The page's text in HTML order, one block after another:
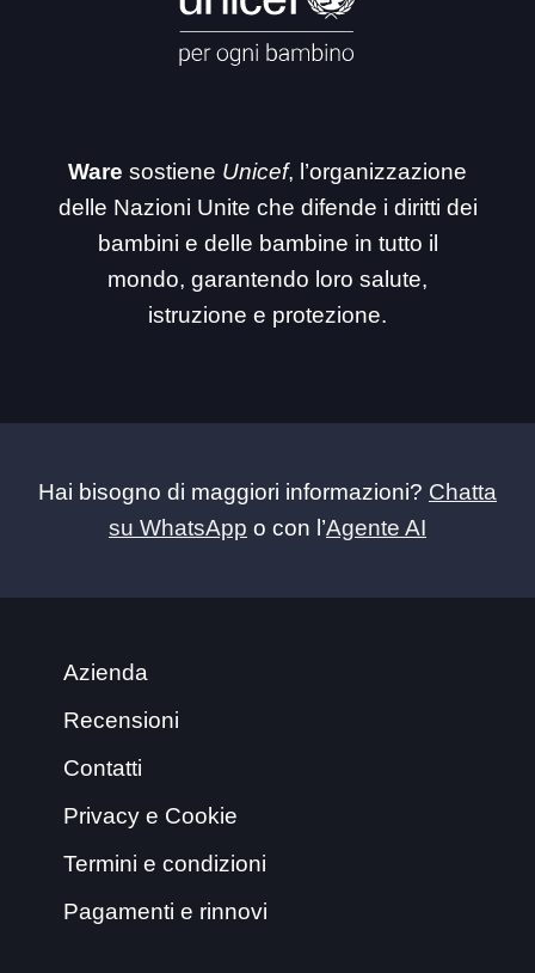
Ware sostiene Unicef, l’organizzazione
delle Nazioni Unite che difende i diritti dei
bambini e delle bambine in tutto il
mondo, garantendo loro salute,
istruzione e protezione.
Hai bisogno di maggiori informazioni? Chatta
su WhatsApp o con l’Agente AI
Azienda
Recensioni
Contatti
Privacy e Cookie
Termini e condizioni
Pagamenti e rinnovi